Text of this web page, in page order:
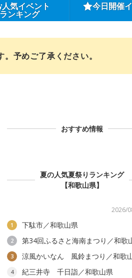
人気イベント
ランキング
今日開催
予めご了承ください。
おすすめ情報
夏の人気夏祭りランキング
【和歌山県】
2026/
1 下駄市／和歌山県
2 第34回ふるさと海南まつり／和歌
3 涼風かいなん 風鈴まつり／和歌
4 紀三井寺 千日詣／和歌山県